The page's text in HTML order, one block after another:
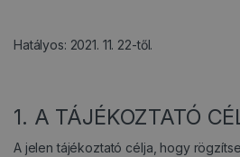
Hatályos: 2021. 11. 22-től.
1. A TÁJÉKOZTATÓ
A jelen tájékoztató célja, hogy